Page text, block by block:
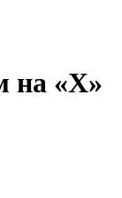
на «X»